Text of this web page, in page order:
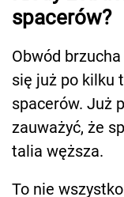
spacerów?
Obwód
się już po kilku
spacerów. Już
zauważyć, że
talia węższa.
To nie